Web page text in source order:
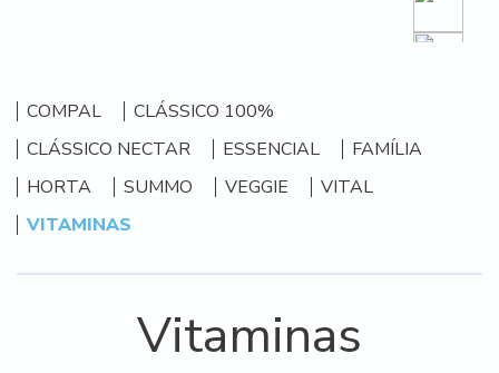
COMPAL
CLÁSSICO 100%
CLÁSSICO NECTAR
ESSENCIAL
FAMÍLIA
HORTA
SUMMO VEGGIE
VITAL
VITAMINAS
Vitaminas